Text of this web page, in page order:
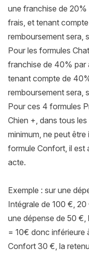
une franchise de
frais, et tenant
remboursement sera,
Pour les formules
franchise de 40% par
tenant compte de
remboursement sera,
Pour ces 4 formules
Chien +, dans tous
minimum, ne peut
formule Confort, il est
acte.
Exemple : sur une
Intégrale de 100 €,
une dépense de 50 €,
= 10€ donc inférieure
Confort 30 €, la